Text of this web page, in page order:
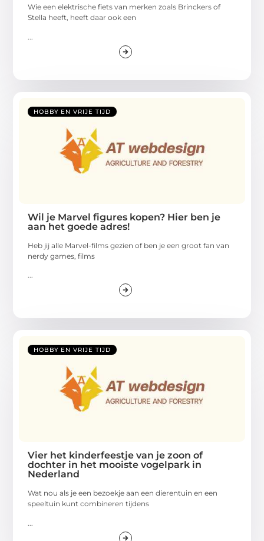
Wie een elektrische fiets van merken zoals Brinckers of
Stella heeft, heeft daar ook een
HOBBY EN VRIJE TIJD
Wil je Marvel figures kopen? Hier ben je
aan het goede adres!
Heb jij alle Marvel-films gezien of ben je een groot fan van
nerdy games, films
...
HOBBY EN VRIJE TIJD
Vier het kinderfeestje van je zoon of
dochter in het mooiste vogelpark in
Nederland
Wat nou als je een bezoekje aan een dierentuin en een
speeltuin kunt combineren tijdens